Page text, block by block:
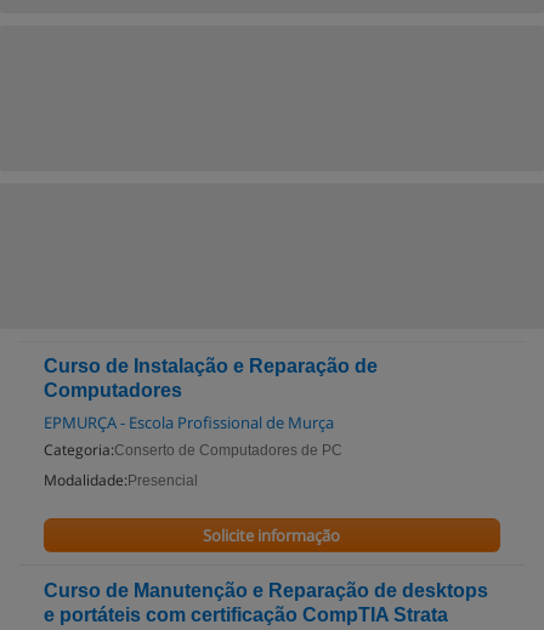
Curso de Instalação e Reparação de
Computadores
EPMURÇA - Escola Profissional de Murça
Categoria:Conserto de Computadores de PC
Modalidade: Presencial
Solicite informação
Curso de Manutenção e Reparação de desktops
e portáteis com certificação CompTIA Strata